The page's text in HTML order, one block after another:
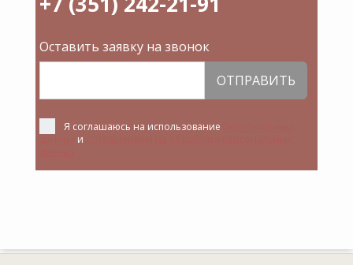
Оставить заявку на звонок
ОТПРАВИТЬ
Я соглашаюсь на использование
и